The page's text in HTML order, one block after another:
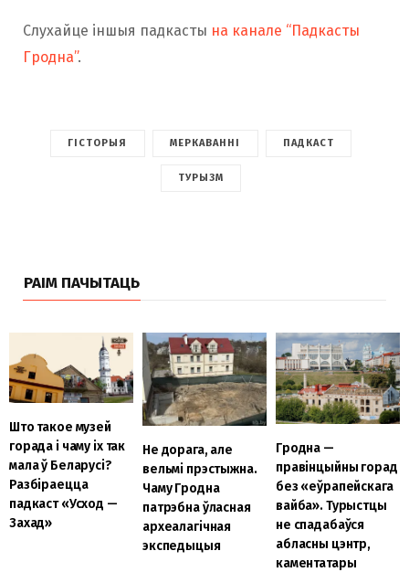
Слухайце іншыя падкасты на канале “Падкасты
Гродна”.
ГІСТОРЫЯ МЕРКАВАННІ ПАДКАСТ
ТУРЫЗМ
РАІМ ПАЧЫТАЦЬ
Што такое музей
горада і чаму іх так
мала ў Беларусі?
Разбіраецца
падкаст «Усход —
Захад»
Не дорага, але
вельмі прэстыжна.
Чаму Гродна
патрэбна ўласная
археалагічная
экспедыцыя
Гродна —
правінцыйны горад
без «еўрапейскага
вайба». Турыстцы
не спадабаўся
абласны цэнтр,
каментатары